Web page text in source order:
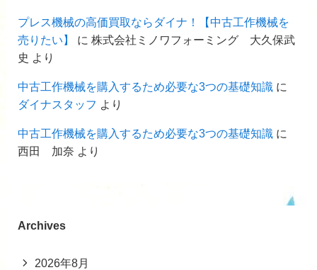
プレス機械の高価買取ならダイナ！【中古工作機械を
売りたい】
に 株式会社ミノワフォーミング 大久保武
史 より
中古工作機械を購入するため必要な3つの基礎知識に
ダイナスタッフ より
中古工作機械を購入するため必要な3つの基礎知識に
西田 加奈 より
Archives
2026年8月